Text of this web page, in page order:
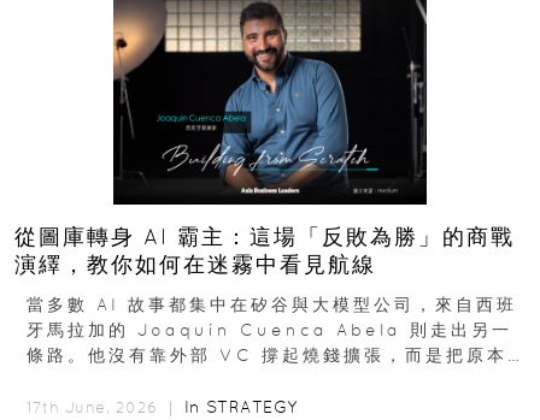
從圖庫轉身 AI 霸主：這場「反敗為勝」的商戰
演繹，教你如何在迷霧中看見航線
當多數 AI 故事都集中在矽谷與大模型公司，來自西班
牙馬拉加的 Joaquín Cuenca Abela 則走出另一
條路。他沒有靠外部 VC 撐起燒錢擴張，而是把原本
17th June, 2026 ｜ In STRATEGY